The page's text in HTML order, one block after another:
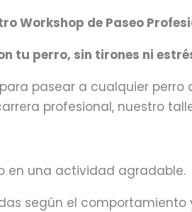
Workshop de Paseo
tu perro, sin tirones ni
pasear a cualquier
profesional, nuestro
en una actividad agradable.
según el comportamiento